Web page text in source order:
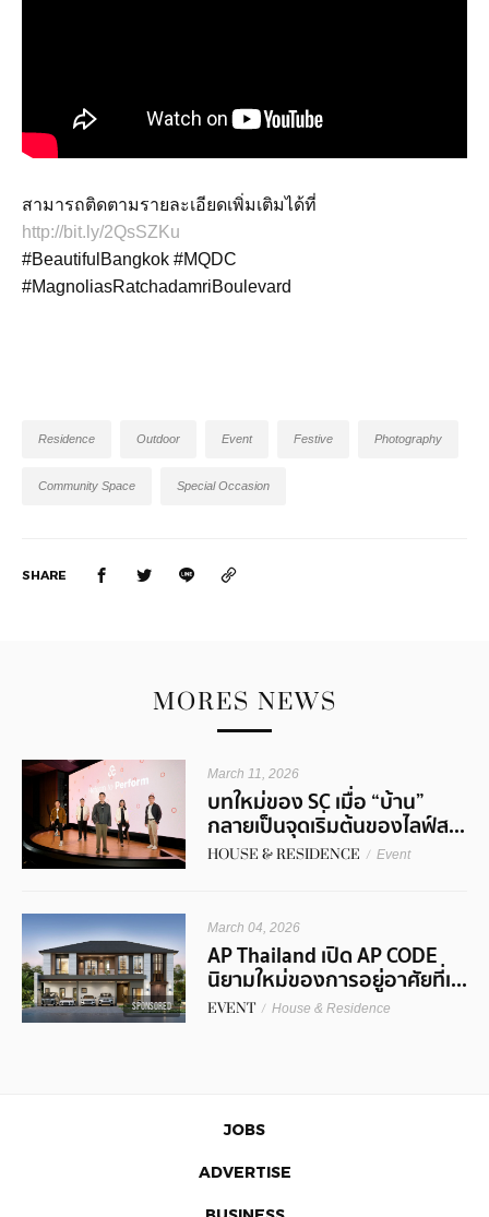
สามารถติดตามรายละเอียดเพิ่มเติมได้ที่
http://bit.ly/2QsSZKu
#BeautifulBangkok #MQDC
#MagnoliasRatchadamriBoulevard
Residence Outdoor Event Festive Photography
Community Space Special Occasion
SHARE
MORES NEWS
March 11, 2026
บทใหม่ของ SC เมื่อ “บ้าน”
กลายเป็นจุดเริ่มต้นของไลฟ์ส...
HOUSE & RESIDENCE / Event
SPONSORED
March 04, 2026
AP Thailand เปิด AP CODE
นิยามใหม่ของการอยู่อาศัยที่เ...
EVENT / House & Residence
JOBS
ADVERTISE